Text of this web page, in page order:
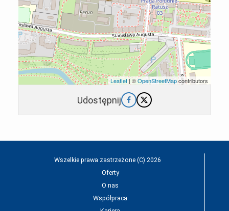
Leaflet| ©OpenStreetMapcontributors
Udostępnij
Wszelkie prawa zastrzeżone (C) 2026
Oferty
O nas
Współpraca